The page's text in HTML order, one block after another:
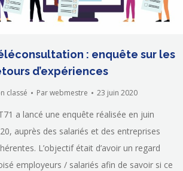
: enquête sur les
d’expériences
classé Parwebmestre 23 juin 2020
a lancé une enquête réalisée en juin
auprès des salariés et des entreprises
L’objectif était d’avoir un regard
employeurs / salariés afin de savoir si ce